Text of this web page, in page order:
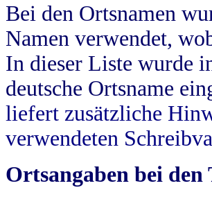
Bei den Ortsnamen
Namen verwendet,
In dieser Liste wurde
deutsche Ortsname
liefert zusätzliche
verwendeten
Ortsangaben bei den